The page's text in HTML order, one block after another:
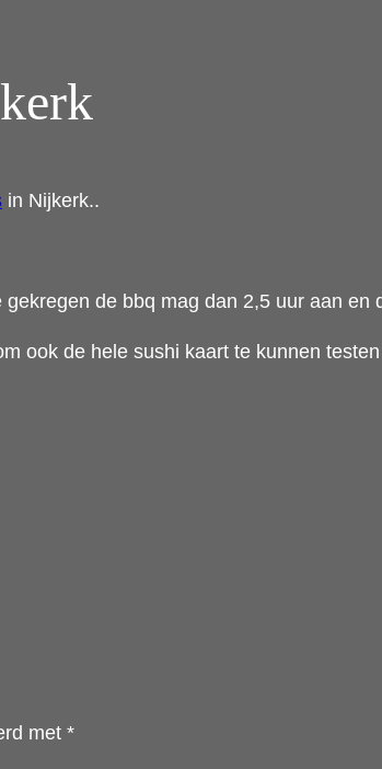
in Nijkerk..
de bbq mag dan 2,5 uur aan en
ook de hele sushi kaart te kunnen
met *